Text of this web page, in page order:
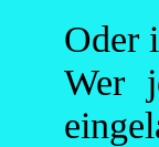
Oder
Wer